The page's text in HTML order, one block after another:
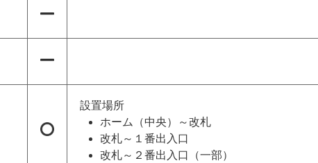
設置場所
ホーム（中央）～改札
改札～１番出入口
改札～２番出入口（一部）